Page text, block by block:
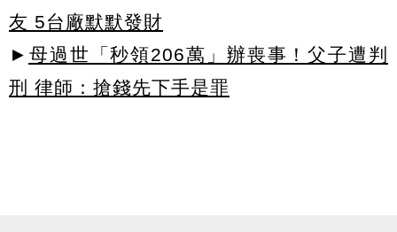
友 5台廠默默發財
► 母過世「秒領206萬」辦喪事！父子遭判
刑 律師：搶錢先下手是罪